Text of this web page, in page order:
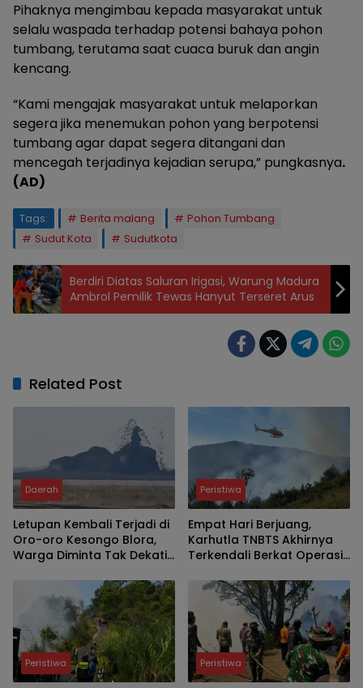
Pihaknya mengimbau kepada masyarakat untuk
selalu waspada terhadap potensi bahaya pohon
tumbang, terutama saat cuaca buruk dan angin
kencang.
“Kami mengajak masyarakat untuk melaporkan
segera jika menemukan pohon yang berpotensi
tumbang agar dapat segera ditangani dan
mencegah terjadinya kejadian serupa,” pungkasnya.
(AD)
Tags: Berita malang
Pohon Tumbang
Sudut Kota
Sudutkota
Berdiri Diatas Saluran Irigasi, Warung Madura
Ambrol Pemilik Tewas Hanyut Terseret Arus
Related Post
Daerah
Letupan Kembali Terjadi di
Oro-oro Kesongo Blora,
Warga Diminta Tak Dekati
Peristiwa
Empat Hari Berjuang,
Karhutla TNBTS Akhirnya
Terkendali Berkat Operasi
Peristiwa Peristiwa